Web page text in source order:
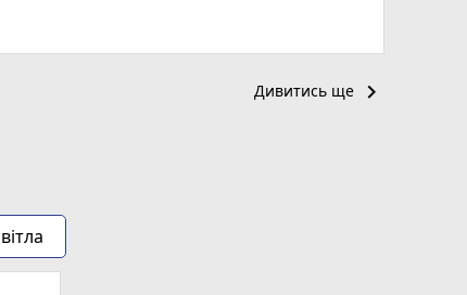
Дивитись ще keyboard_arrow_right